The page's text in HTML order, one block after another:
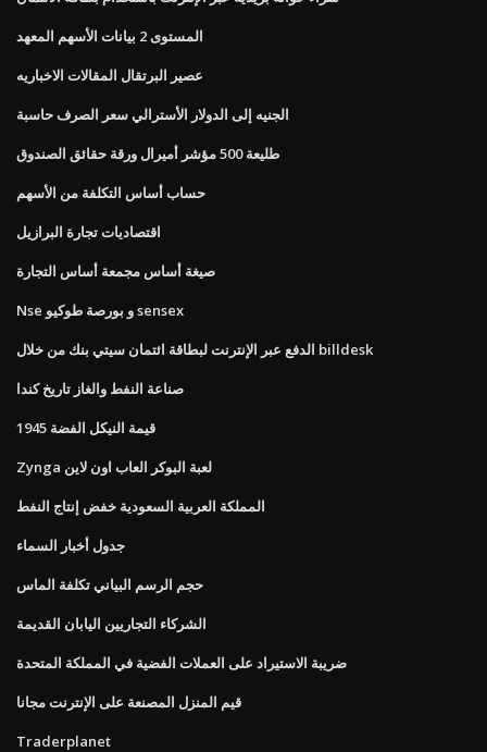
المستوى 2 بيانات الأسهم المعهد
عصير البرتقال المقالات الاخباريه
الجنيه إلى الدولار الأسترالي سعر الصرف حاسبة
طليعة 500 مؤشر أميرال ورقة حقائق الصندوق
حساب أساس التكلفة من الأسهم
اقتصاديات تجارة البرازيل
صيغة أساس مجمعة أساس التجارة
Nse و بورصة طوكيو sensex
الدفع عبر الإنترنت لبطاقة ائتمان سيتي بنك من خلال billdesk
صناعة النفط والغاز تاريخ كندا
1945 قيمة النيكل الفضة
Zynga لعبة البوكر العاب اون لاين
المملكة العربية السعودية خفض إنتاج النفط
جدول أخبار السماء
حجم الرسم البياني تكلفة الماس
الشركاء التجاريين اليابان القديمة
ضريبة الاستيراد على العملات الفضية في المملكة المتحدة
قيم المنزل المصنعة على الإنترنت مجانا
Traderplanet